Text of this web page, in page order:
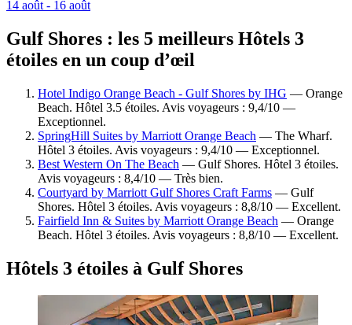
14 août - 16 août
Gulf Shores : les 5 meilleurs Hôtels 3
étoiles en un coup d’œil
Hotel Indigo Orange Beach - Gulf Shores by IHG — Orange
Beach. Hôtel 3.5 étoiles. Avis voyageurs : 9,4/10 —
Exceptionnel.
SpringHill Suites by Marriott Orange Beach — The Wharf.
Hôtel 3 étoiles. Avis voyageurs : 9,4/10 — Exceptionnel.
Best Western On The Beach — Gulf Shores. Hôtel 3 étoiles.
Avis voyageurs : 8,4/10 — Très bien.
Courtyard by Marriott Gulf Shores Craft Farms — Gulf
Shores. Hôtel 3 étoiles. Avis voyageurs : 8,8/10 — Excellent.
Fairfield Inn & Suites by Marriott Orange Beach — Orange
Beach. Hôtel 3 étoiles. Avis voyageurs : 8,8/10 — Excellent.
Hôtels 3 étoiles à Gulf Shores